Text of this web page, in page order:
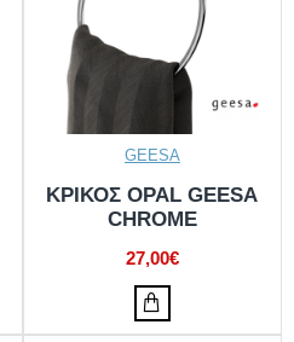
GEESA
ΚΡΙΚΟΣ OPAL GEESA
CHROME
27,00€